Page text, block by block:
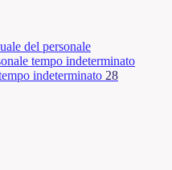
del personale
tempo indeterminato
indeterminato 28